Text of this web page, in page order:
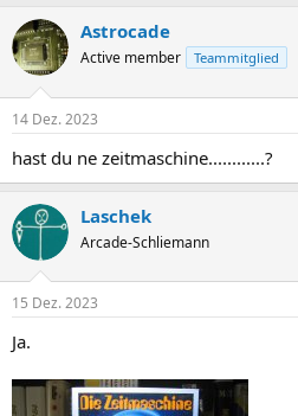
Astrocade
Active member Teammitglied
14 Dez. 2023
hast du ne zeitmaschine............?
Laschek
Arcade-Schliemann
15 Dez. 2023
Ja.